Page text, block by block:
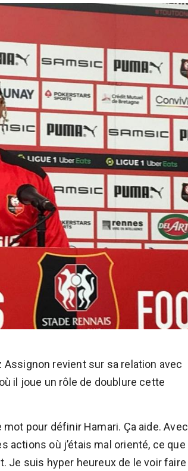
Assignon revient sur sa relation avec
il joue un rôle de doublure cette
mot pour définir Hamari. Ça aide. Avec
actions où j’étais mal orienté, ce que
Je suis hyper heureux de le voir faire